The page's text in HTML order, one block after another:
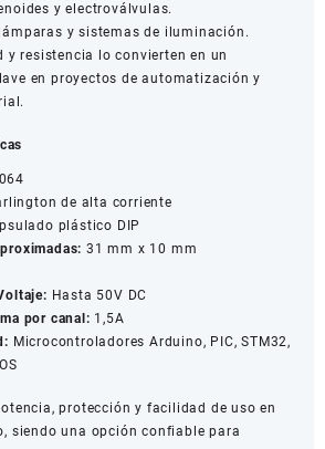
y electroválvulas.
y sistemas de iluminación.
y resistencia lo convierten en un
en proyectos de automatización y
de alta corriente
plástico DIP
31 mm x 10 mm
Hasta 50V DC
por canal: 1,5A
Microcontroladores Arduino, PIC, STM32,
protección y facilidad de uso en
siendo una opción confiable para